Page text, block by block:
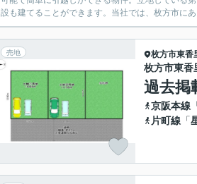
設も建てることができます。当社では、枚方市に
売地 枚方市東香
枚方市東香
過去掲
京阪本線
片町線 「